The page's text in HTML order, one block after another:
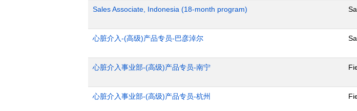
Sales Associate, Indonesia (18-month program)
心脏介入-(高级)产品专员-巴彦淖尔
心脏介入事业部-(高级)产品专员-南宁
心脏介入事业部-(高级)产品专员-杭州